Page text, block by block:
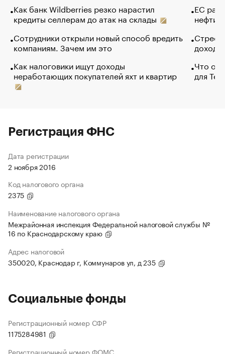
Как банк Wildberries резко нарастил
кредиты селлерам до атак на склады
Сотрудники открыли новый способ вредить
компаниям. Зачем им это
Как налоговики ищут доходы
неработающих покупателей яхт и квартир
ЕС
нефти
Что
для
Регистрация ФНС
Дата регистрации
2 ноября 2016
Код налогового органа
2375
Наименование налогового органа
Межрайонная инспекция Федеральной налоговой службы №
16 по Краснодарскому краю
Адрес налоговой
350020, Краснодар г, Коммунаров ул, д 235
Социальные фонды
Регистрационный номер СФР
1175284981
Регистрационный номер ФОМС